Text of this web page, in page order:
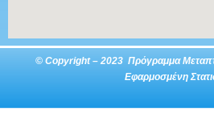
© Copyright – 2023 Πρόγραμμα
Εφαρμοσμένη